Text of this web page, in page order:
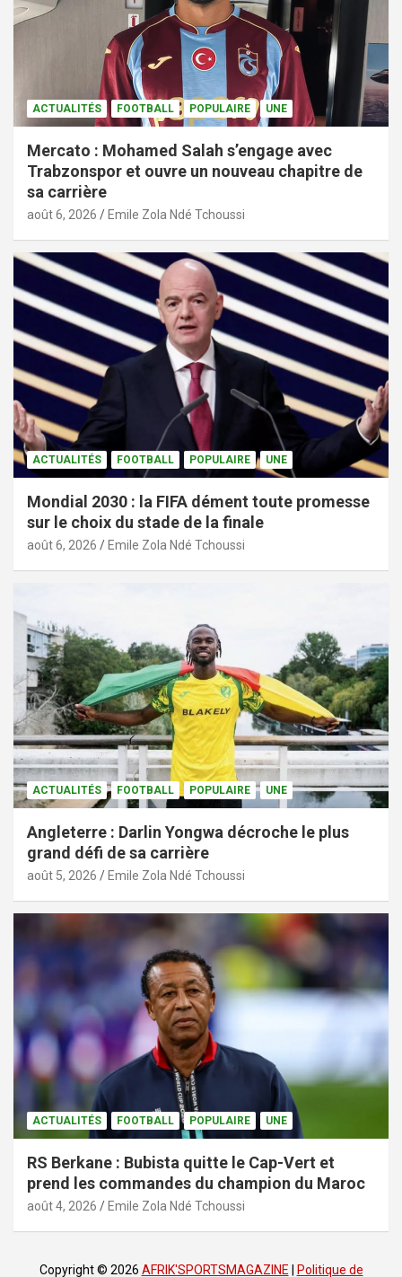
ACTUALITÉS FOOTBALL POPULAIRE UNE
Mercato : Mohamed Salah s’engage avec
Trabzonspor et ouvre un nouveau chapitre de
sa carrière
août 6, 2026 Emile Zola Ndé Tchoussi
ACTUALITÉS FOOTBALL POPULAIRE UNE
Mondial 2030 : la FIFA dément toute promesse
sur le choix du stade de la finale
août 6, 2026 Emile Zola Ndé Tchoussi
ACTUALITÉS FOOTBALL POPULAIRE UNE
Angleterre : Darlin Yongwa décroche le plus
grand défi de sa carrière
août 5, 2026 Emile Zola Ndé Tchoussi
ACTUALITÉS FOOTBALL POPULAIRE UNE
RS Berkane : Bubista quitte le Cap-Vert et
prend les commandes du champion du Maroc
août 4, 2026 Emile Zola Ndé Tchoussi
Copyright © 2026 AFRIK'SPORTSMAGAZINE Politique de